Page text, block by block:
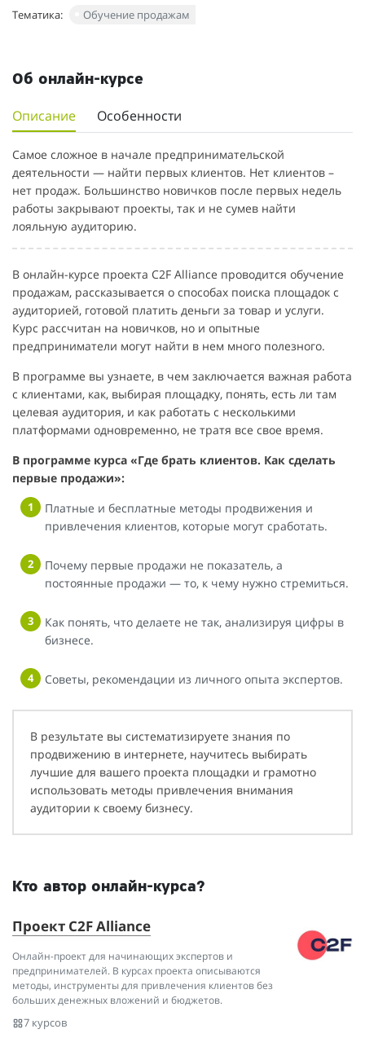
Тематика: Обучение продажам
Об онлайн-курсе
Описание Особенности
Самое сложное в начале предпринимательской
деятельности — найти первых клиентов. Нет клиентов –
нет продаж. Большинство новичков после первых недель
работы закрывают проекты, так и не сумев найти
лояльную аудиторию.
В онлайн-курсе проекта C2F Alliance проводится обучение
продажам, рассказывается о способах поиска площадок с
аудиторией, готовой платить деньги за товар и услуги.
Курс рассчитан на новичков, но и опытные
предприниматели могут найти в нем много полезного.
В программе вы узнаете, в чем заключается важная работа
с клиентами, как, выбирая площадку, понять, есть ли там
целевая аудитория, и как работать с несколькими
платформами одновременно, не тратя все свое время.
В программе курса «Где брать клиентов. Как сделать
первые продажи»:
Платные и бесплатные методы продвижения и
привлечения клиентов, которые могут сработать.
Почему первые продажи не показатель, а
постоянные продажи — то, к чему нужно стремиться.
Как понять, что делаете не так, анализируя цифры в
бизнесе.
Советы, рекомендации из личного опыта экспертов.
В результате вы систематизируете знания по
продвижению в интернете, научитесь выбирать
лучшие для вашего проекта площадки и грамотно
использовать методы привлечения внимания
аудитории к своему бизнесу.
Кто автор онлайн-курса?
Проект C2F Alliance
Онлайн-проект для начинающих экспертов и
предпринимателей. В курсах проекта описываются
методы, инструменты для привлечения клиентов без
больших денежных вложений и бюджетов.
7 курсов